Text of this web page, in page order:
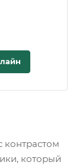
контрастом
который